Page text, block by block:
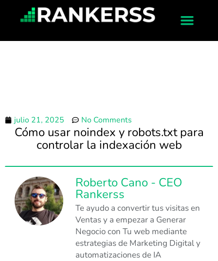
julio 21, 2025 No Comments
Cómo usar noindex y robots.txt para
controlar la indexación web
Roberto Cano - CEO
Rankerss
Te ayudo a convertir tus visitas en
Ventas y a empezar a Generar
Negocio con Tu web mediante
estrategias de Marketing Digital y
automatizaciones de IA